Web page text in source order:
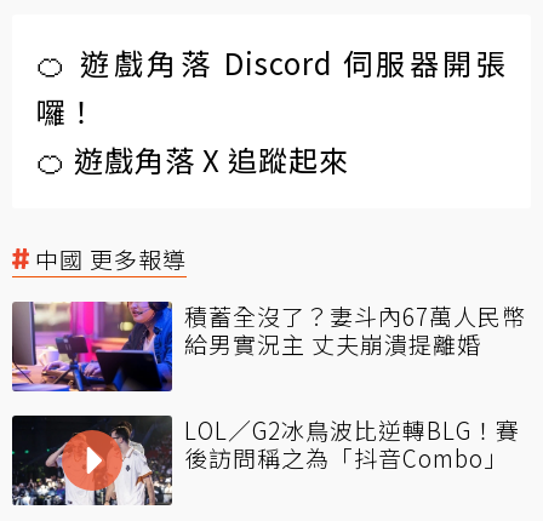
🍊 遊戲角落 Discord 伺服器開張
囉！
🍊 遊戲角落 X 追蹤起來
中國 更多報導
積蓄全沒了？妻斗內67萬人民幣
給男實況主 丈夫崩潰提離婚
LOL／G2冰鳥波比逆轉BLG！賽
後訪問稱之為「抖音Combo」